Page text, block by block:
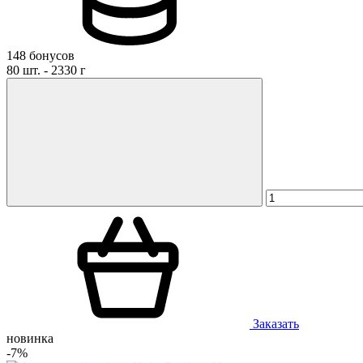
согласие на публикацию моего отзыва на сайте и в
материалах компании
148 бонусов
80 шт. - 2330 г
Заказать
новинка
-7%